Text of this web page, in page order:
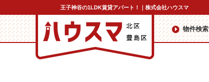
王子神谷の1LDK賃貸アパート！｜株式会社ハウスマ
物件検索